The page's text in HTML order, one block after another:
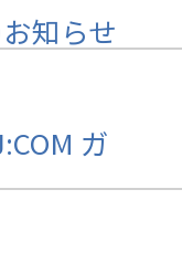
知らせ
ガ